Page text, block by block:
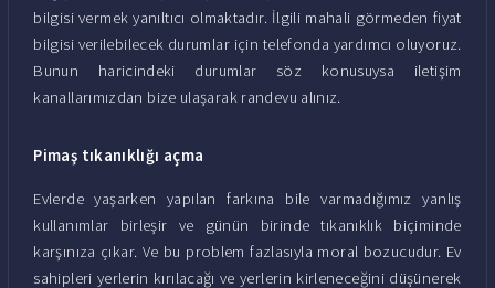
bilgisi vermek yanıltıcı olmaktadır. İlgili mahali görmeden fiyat
bilgisi verilebilecek durumlar için telefonda yardımcı oluyoruz.
Bunun haricindeki durumlar söz konusuysa iletişim
kanallarımızdan bize ulaşarak randevu alınız.
Pimaş tıkanıklığı açma
Evlerde yaşarken yapılan farkına bile varmadığımız yanlış
kullanımlar birleşir ve günün birinde tıkanıklık biçiminde
karşınıza çıkar. Ve bu problem fazlasıyla moral bozucudur. Ev
sahipleri yerlerin kırılacağı ve yerlerin kirleneceğini düşünerek